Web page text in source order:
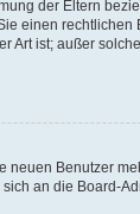
der Eltern
einen
ist; außer
Benutzer
an die Board-